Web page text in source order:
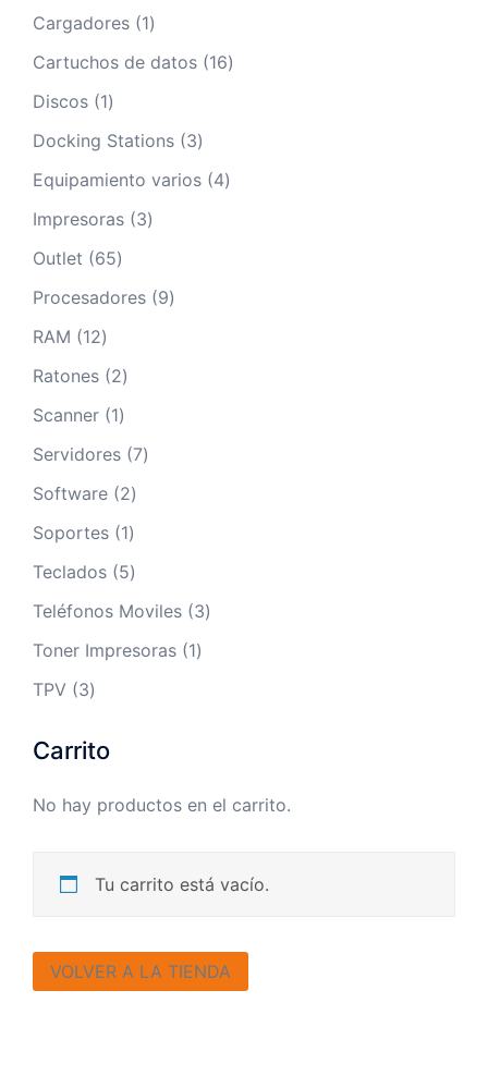
productos
Cargadores 11
producto
Cartuchos de datos 1616
Discos 11
producto
Docking Stations 33
productos
Equipamiento varios 44
Impresoras 33
Outlet 6565
productos
Procesadores 99
RAM 1212
productos
Ratones 22
productos
Scanner 11
producto
Servidores 77
Software 22
productos
Soportes 11
producto
Teclados 55
productos
Teléfonos Moviles 33
Toner Impresoras 11
TPV 33
Carrito
No hay productos en el carrito.
Tu carrito está vacío.
VOLVER A LA TIENDA